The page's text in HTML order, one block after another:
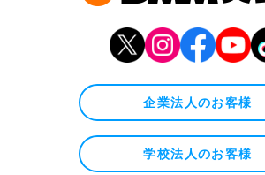
企業法人のお客様
学校法人のお客様